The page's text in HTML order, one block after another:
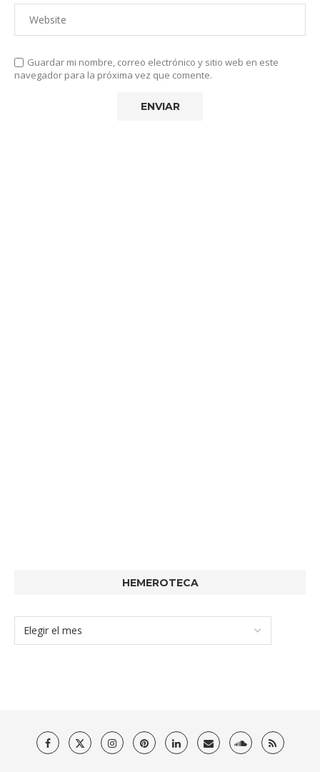
Guardar mi nombre, correo electrónico y sitio web en este
navegador para la próxima vez que comente.
HEMEROTECA